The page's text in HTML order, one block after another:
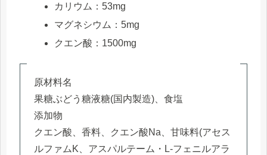
カリウム：53mg
マグネシウム：5mg
クエン酸：1500mg
原材料名
果糖ぶどう糖液糖(国内製造)、食塩
添加物
クエン酸、香料、クエン酸Na、甘味料(アセス
ルファムK、アスパルテーム・L-フェニルアラ